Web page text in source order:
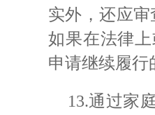
实外，还应
如果在法律
申请继续履行
13.通过家